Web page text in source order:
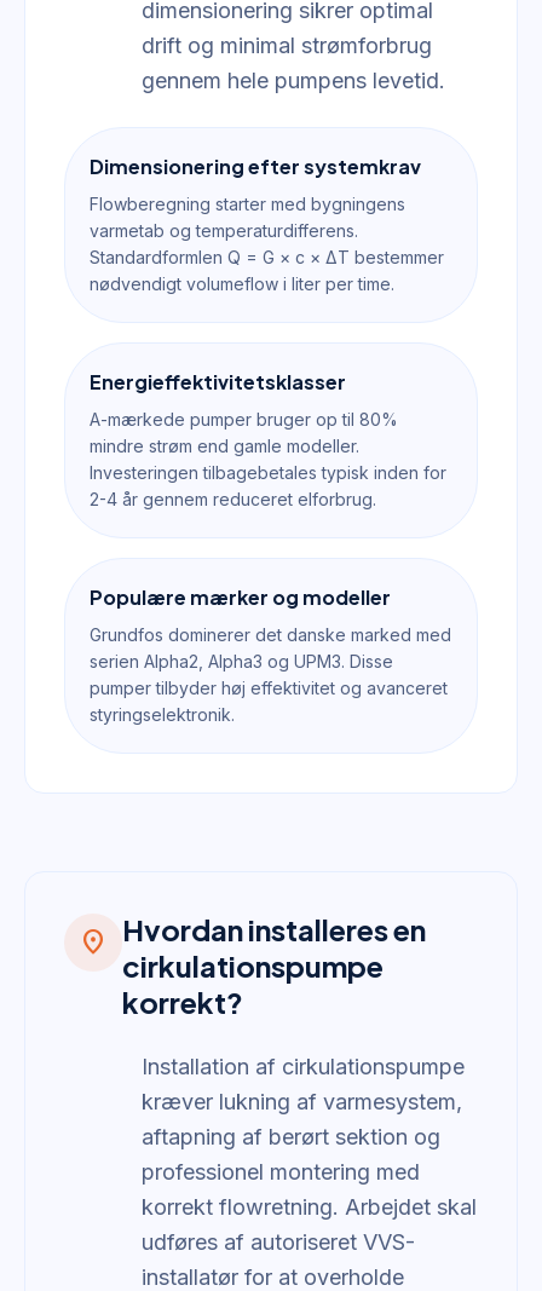
dimensionering sikrer optimal
drift og minimal strømforbrug
gennem hele pumpens levetid.
Dimensionering efter systemkrav
Flowberegning starter med bygningens
varmetab og temperaturdifferens.
Standardformlen Q = G × c × ΔT bestemmer
nødvendigt volumeflow i liter per time.
Energieffektivitetsklasser
A-mærkede pumper bruger op til 80%
mindre strøm end gamle modeller.
Investeringen tilbagebetales typisk inden for
2-4 år gennem reduceret elforbrug.
Populære mærker og modeller
Grundfos dominerer det danske marked med
serien Alpha2, Alpha3 og UPM3. Disse
pumper tilbyder høj effektivitet og avanceret
styringselektronik.
location_on
Hvordan installeres en
cirkulationspumpe
korrekt?
Installation af cirkulationspumpe
kræver lukning af varmesystem,
aftapning af berørt sektion og
professionel montering med
korrekt flowretning. Arbejdet skal
udføres af autoriseret VVS-
installatør for at overholde